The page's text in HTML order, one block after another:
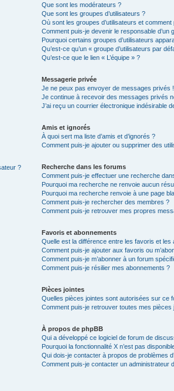
?
Que sont les modérateurs ?
Que sont les groupes d’utilisateurs ?
Où sont les groupes d’utilisateurs et
Comment puis-je devenir le responsable d’un
Pourquoi certains groupes d’utilisateurs
Qu’est-ce qu’un « groupe d’utilisateurs par
Qu’est-ce que le lien « L’équipe » ?
Messagerie privée
Je ne peux pas envoyer de messages privés !
Je continue à recevoir des messages privés
J’ai reçu un courrier électronique indésirable
Amis et ignorés
À quoi sert ma liste d’amis et d’ignorés ?
Comment puis-je ajouter ou supprimer des
Recherche dans les forums
Comment puis-je effectuer une recherche
Pourquoi ma recherche ne renvoie aucun
Pourquoi ma recherche renvoie à une page
Comment puis-je rechercher des membres ?
Comment puis-je retrouver mes propres
Favoris et abonnements
Quelle est la différence entre les favoris et les
Comment puis-je ajouter aux favoris ou
Comment puis-je m’abonner à un forum
Comment puis-je résilier mes abonnements ?
Pièces jointes
Quelles pièces jointes sont autorisées sur ce
Comment puis-je retrouver toutes mes pièces
À propos de phpBB
Qui a développé ce logiciel de forum de
Pourquoi la fonctionnalité X n’est pas
Qui dois-je contacter à propos de problèmes
Comment puis-je contacter un administrateur